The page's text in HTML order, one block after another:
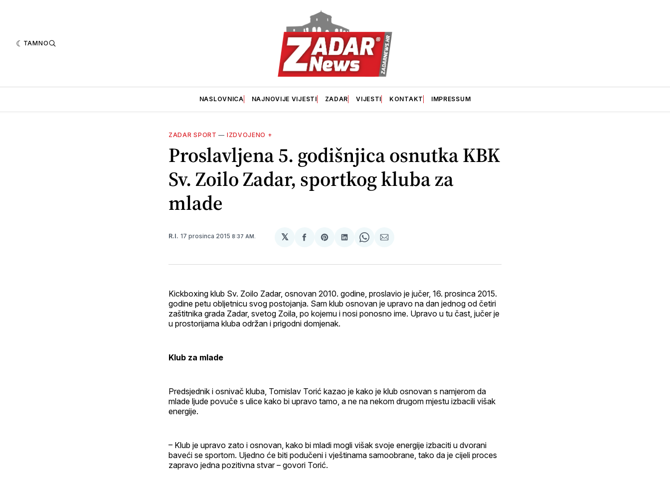
TAMNO
NASLOVNICA NAJNOVIJE VIJESTI ZADAR VIJESTI KONTAKT IMPRESSUM
ZADAR SPORT — IZDVOJENO +
Proslavljena 5. godišnjica osnutka KBK
Sv. Zoilo Zadar, sportkog kluba za
mlade
R.I. 17 prosinca 2015 8:37 AM. 𝕏
podijeli
Facebook
Sharepodijeli
LinkedIn
Sharepodijeli
maila
Kickboxing klub Sv. Zoilo Zadar, osnovan 2010. godine, proslavio je jučer, 16. prosinca 2015.
godine petu obljetnicu svog postojanja. Sam klub osnovan je upravo na dan jednog od četiri
zaštitnika grada Zadar, svetog Zoila, po kojemu i nosi ponosno ime. Upravo u tu čast, jučer je
u prostorijama kluba održan i prigodni domjenak.
Klub za mlade
Predsjednik i osnivač kluba, Tomislav Torić kazao je kako je klub osnovan s namjerom da
mlade ljude povuče s ulice kako bi upravo tamo, a ne na nekom drugom mjestu izbacili višak
energije.
– Klub je upravo zato i osnovan, kako bi mladi mogli višak svoje energije izbaciti u dvorani
baveći se sportom. Ujedno će biti podučeni i vještinama samoobrane, tako da je cijeli proces
zapravo jedna pozitivna stvar – govori Torić.